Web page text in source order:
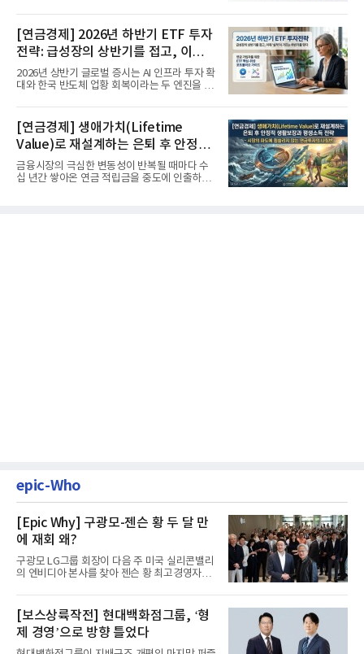
[연금경제] 2026년 하반기 ETF 투자
전략: 급성장의 상반기를 접고, 이제
'실적'이 가르는 하반기를 맞다
2026년 상반기 글로벌 증시는 AI 인프라 투자 확
대와 한국 반도체 업황 회복이라는 두 엔진을 달
[연금경제] 생애가치(Lifetime
Value)로 재설계하는 은퇴 후 안정적
생활보장과 평생소득 전략
금융시장의 극심한 변동성이 반복될 때마다 수
십 년간 쌓아온 연금 적립금을 중도에 인출하거
epic-Who
[Epic Why] 구광모-젠슨 황 두 달 만
에 재회 왜?
구광모 LG그룹 회장이 다음 주 미국 실리콘밸리
의 엔비디아 본사를 찾아 젠슨 황 최고경영자
[보스상륙작전] 현대백화점그룹, ‘형
제 경영’으로 방향 틀었다